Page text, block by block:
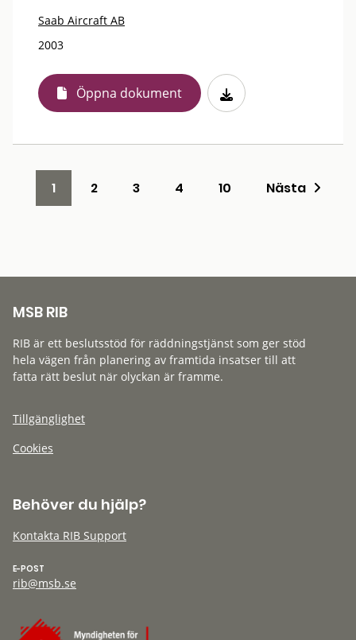
Saab Aircraft AB
2003
Öppna dokument
1 2 3 4 10 Nästa
MSB RIB
RIB är ett beslutsstöd för räddningstjänst som ger stöd
hela vägen från planering av framtida insatser till att
fatta rätt beslut när olyckan är framme.
Tillgänglighet
Cookies
Behöver du hjälp?
Kontakta RIB Support
E-POST
rib@msb.se